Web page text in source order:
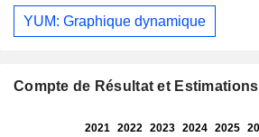
YUM: Graphique dynamique
Compte de Résultat et Estimations